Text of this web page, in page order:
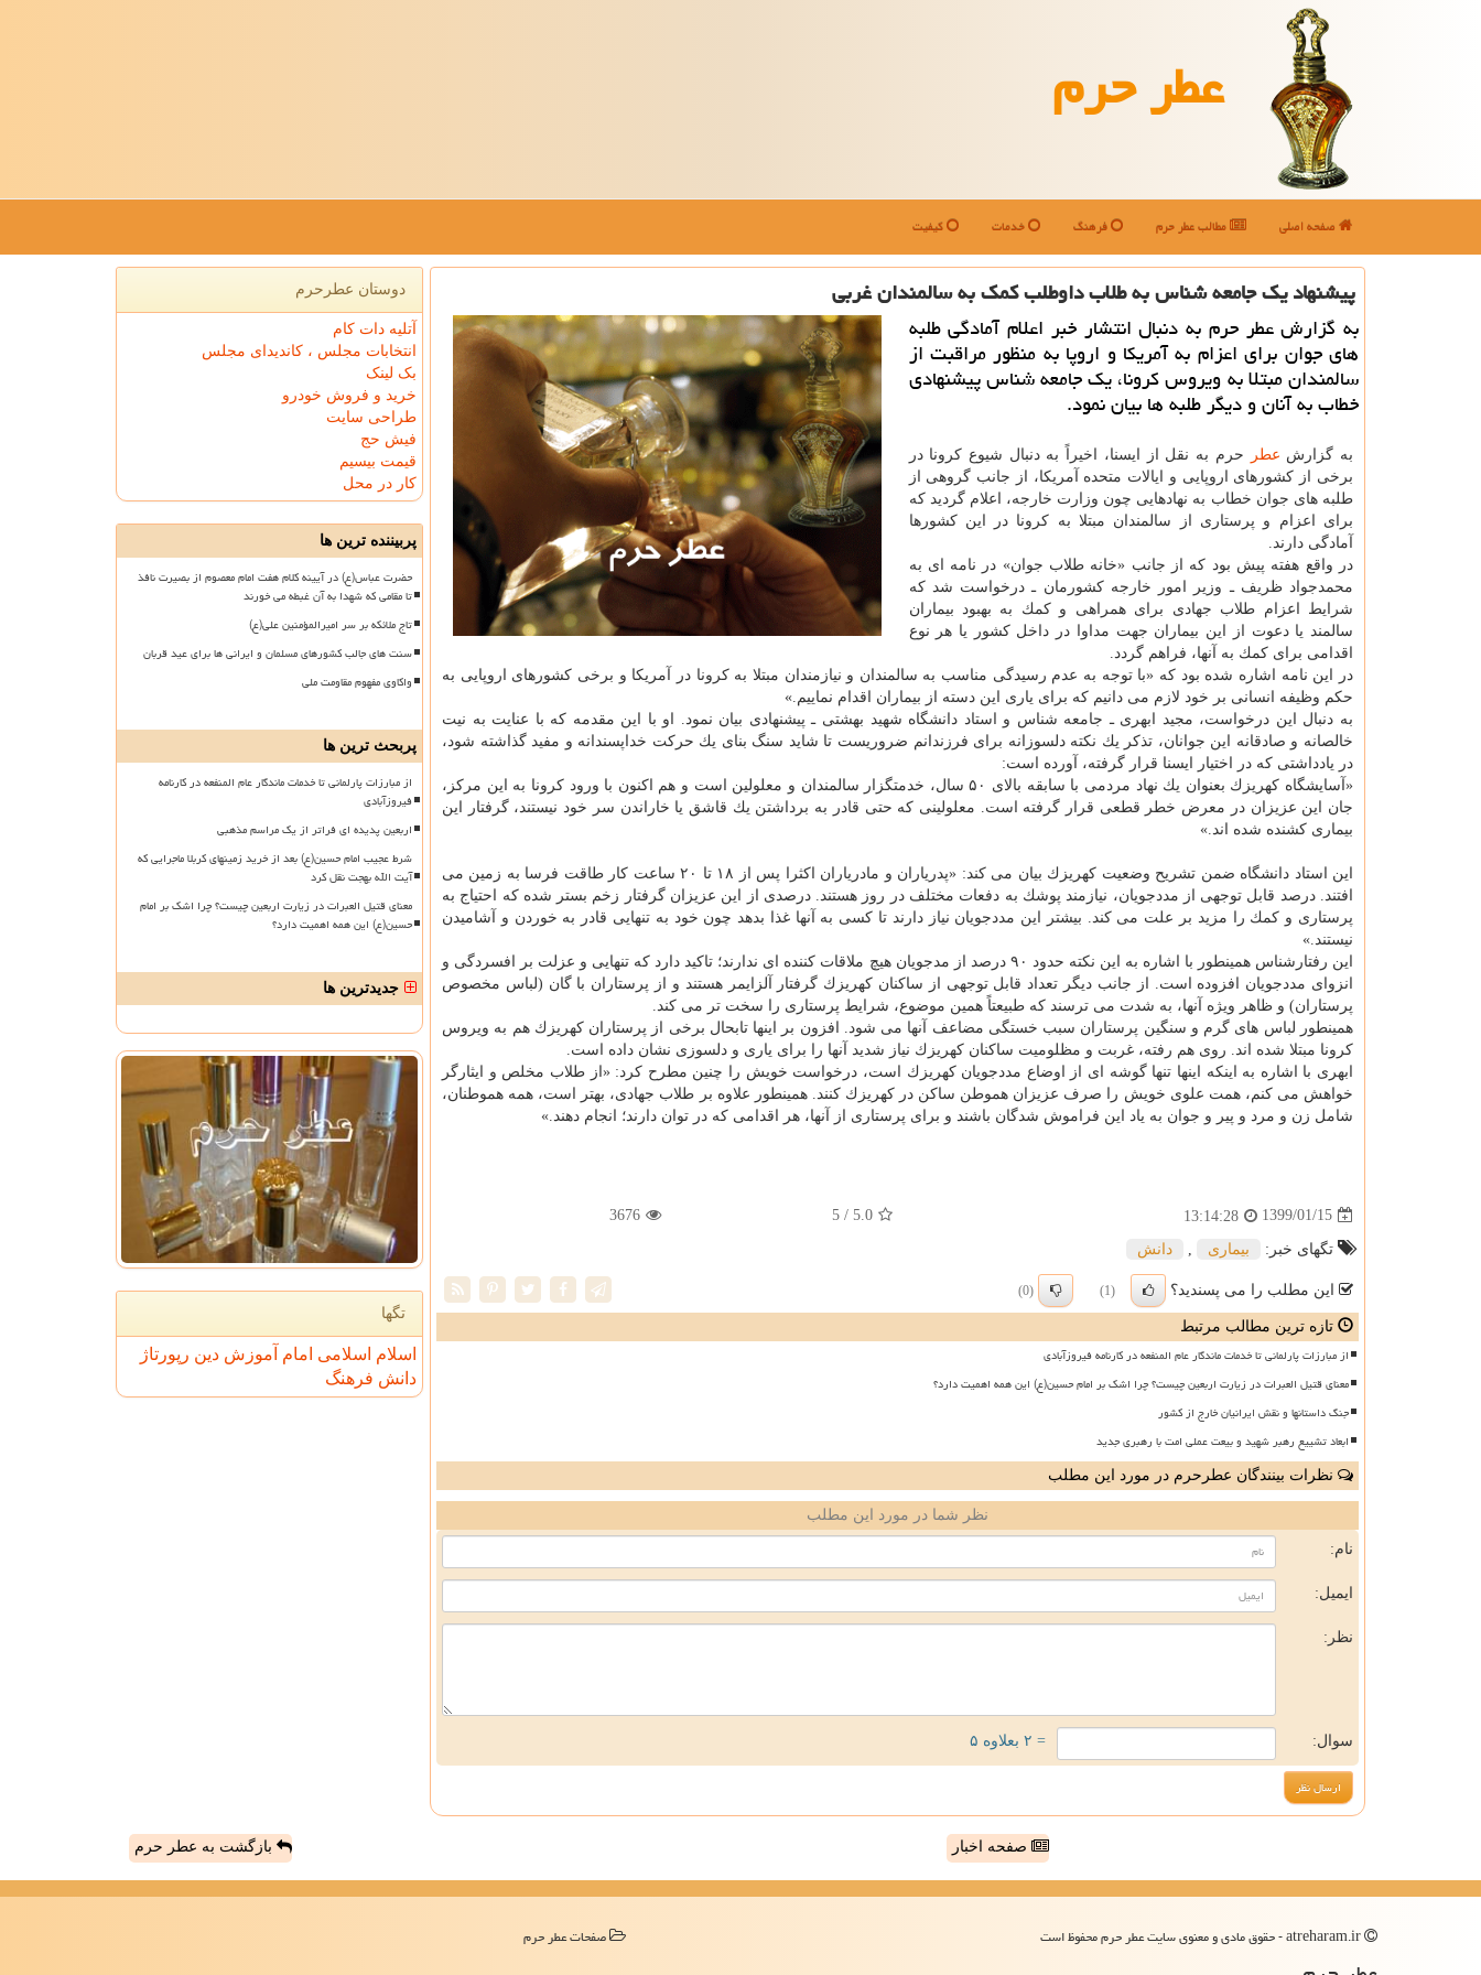
عطر حرم
صفحه اصلی مطالب عطر حرم فرهنگ خدمات کیفیت
پیشنهاد یك جامعه شناس به طلاب داوطلب كمك به سالمندان غربی
به گزارش عطر حرم به دنبال انتشار خبر اعلام آمادگی طلبه
های جوان برای اعزام به آمریكا و اروپا به منظور مراقبت از
سالمندان مبتلا به ویروس كرونا، یك جامعه شناس پیشنهادی
خطاب به آنان و دیگر طلبه ها بیان نمود.
به گزارش عطر
حرم به نقل از ایسنا، اخیراً به دنبال شیوع كرونا در
برخی از كشورهای اروپایی و ایالات متحده آمریكا، از جانب گروهی از
طلبه های جوان خطاب به نهادهایی چون وزارت خارجه، اعلام گردید كه
برای اعزام و پرستاری از سالمندان مبتلا به كرونا در این كشورها
آمادگی دارند.
در واقع هفته پیش بود كه از جانب «خانه طلاب جوان» در نامه ای به
محمدجواد ظریف ـ وزیر امور خارجه كشورمان ـ درخواست شد كه
شرایط اعزام طلاب جهادی برای همراهی و كمك به بهبود بیماران
سالمند یا دعوت از این بیماران جهت مداوا در داخل كشور یا هر نوع
اقدامی برای كمك به آنها، فراهم گردد.
در این نامه اشاره شده بود كه «با توجه به عدم رسیدگی مناسب به سالمندان و نیازمندان مبتلا به كرونا در آمریكا و برخی كشورهای اروپایی به
حكم وظیفه انسانی بر خود لازم می دانیم كه برای یاری این دسته از بیماران اقدام نماییم.»
به دنبال این درخواست، مجید ابهری ـ جامعه شناس و استاد دانشگاه شهید بهشتی ـ پیشنهادی بیان نمود. او با این مقدمه كه با عنایت به نیت
خالصانه و صادقانه این جوانان، تذكر یك نكته دلسوزانه برای فرزندانم ضروریست تا شاید سنگ بنای یك حركت خداپسندانه و مفید گذاشته شود،
در یادداشتی كه در اختیار ایسنا قرار گرفته، آورده است:
«آسایشگاه كهریزك بعنوان یك نهاد مردمی با سابقه بالای ۵۰ سال، خدمتگزار سالمندان و معلولین است و هم اكنون با ورود كرونا به این مركز،
جان این عزیزان در معرض خطر قطعی قرار گرفته است. معلولینی كه حتی قادر به برداشتن یك قاشق یا خاراندن سر خود نیستند، گرفتار این
بیماری كشنده شده اند.»
این استاد دانشگاه ضمن تشریح وضعیت كهریزك بیان می كند: «پدریاران و مادریاران اكثرا پس از ۱۸ تا ۲۰ ساعت كار طاقت فرسا به زمین می
افتند. درصد قابل توجهی از مددجویان، نیازمند پوشك به دفعات مختلف در روز هستند. درصدی از این عزیزان گرفتار زخم بستر شده كه احتیاج به
پرستاری و كمك را مزید بر علت می كند. بیشتر این مددجویان نیاز دارند تا كسی به آنها غذا بدهد چون خود به تنهایی قادر به خوردن و آشامیدن
نیستند.»
این رفتارشناس همینطور با اشاره به این نكته حدود ۹۰ درصد از مدجویان هیچ ملاقات كننده ای ندارند؛ تاكید دارد كه تنهایی و عزلت بر افسردگی و
انزوای مددجویان افزوده است. از جانب دیگر تعداد قابل توجهی از ساكنان كهریزك گرفتار آلزایمر هستند و از پرستاران با گان (لباس مخصوص
پرستاران) و ظاهر ویژه آنها، به شدت می ترسند كه طبیعتاً همین موضوع، شرایط پرستاری را سخت تر می كند.
همینطور لباس های گرم و سنگین پرستاران سبب خستگی مضاعف آنها می شود. افزون بر اینها تابحال برخی از پرستاران كهریزك هم به ویروس
كرونا مبتلا شده اند. روی هم رفته، غربت و مظلومیت ساكنان كهریزك نیاز شدید آنها را برای یاری و دلسوزی نشان داده است.
ابهری با اشاره به اینكه اینها تنها گوشه ای از اوضاع مددجویان كهریزك است، درخواست خویش را چنین مطرح كرد: «از طلاب مخلص و ایثارگر
خواهش می كنم، همت علوی خویش را صرف عزیزان هموطن ساكن در كهریزك كنند. همینطور علاوه بر طلاب جهادی، بهتر است، همه هموطنان،
شامل زن و مرد و پیر و جوان به یاد این فراموش شدگان باشند و برای پرستاری از آنها، هر اقدامی كه در توان دارند؛ انجام دهند.»
1399/01/15
13:14:28
5.0
/ 5
3676
تگهای خبر: بیماری دانش
این مطلب را می پسندید؟ (1)
(0)
تازه ترین مطالب مرتبط
از مبارزات پارلمانی تا خدمات ماندگار عام المنفعه در کارنامه فیروزآبادی
معنای قتیل العبرات در زیارت اربعین چیست؟ چرا اشک بر امام حسین(ع) این همه اهمیت دارد؟
جنگ داستانها و نقش ایرانیان خارج از کشور
ابعاد تشییع رهبر شهید و بیعت عملی امت با رهبری جدید
نظرات بینندگان عطرحرم در مورد این مطلب
نظر شما در مورد این مطلب
نام:
ایمیل:
نظر:
سوال: = ۲ بعلاوه ۵
دوستان عطرحرم
آتلیه دات کام
انتخابات مجلس ، کاندیدای مجلس
بک لینک
خرید و فروش خودرو
طراحی سایت
فیش حج
قیمت بیسیم
کار در محل
پربیننده ترین ها
حضرت عباس(ع) در آیینه کلام هفت امام معصوم از بصیرت نافذ
تا مقامی که شهدا به آن غبطه می خورند
تاج ملائکه بر سر امیرالمؤمنین علی(ع)
سنت های جالب کشورهای مسلمان و ایرانی ها برای عید قربان
واکاوی مفهوم مقاومت ملی
پربحث ترین ها
از مبارزات پارلمانی تا خدمات ماندگار عام المنفعه در کارنامه
فیروزآبادی
اربعین پدیده ای فراتر از یک مراسم مذهبی
شرط عجیب امام حسین(ع) بعد از خرید زمینهای کربلا ماجرایی که
آیت الله بهجت نقل کرد
معنای قتیل العبرات در زیارت اربعین چیست؟ چرا اشک بر امام
حسین(ع) این همه اهمیت دارد؟
جدیدترین ها
تگها
اسلام اسلامی امام آموزش دین رپورتاژ
دانش فرهنگ
صفحه اخبار بازگشت به عطر حرم
صفحات عطر حرم